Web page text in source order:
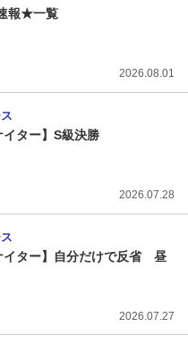
報★一覧
2026.08.01
ター】S級決勝
2026.07.28
イター】自分だけで反省 昼
2026.07.27